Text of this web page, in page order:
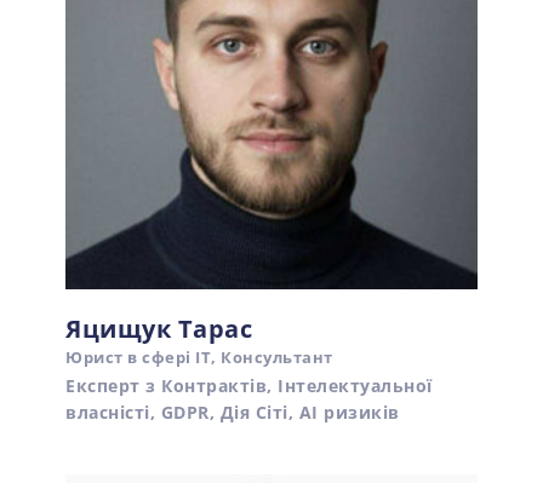
Яцищук Тарас
Юрист в сфері ІТ, Консультант
Експерт з Контрактів, Інтелектуальної
власністі, GDPR, Дія Сіті, AI ризиків